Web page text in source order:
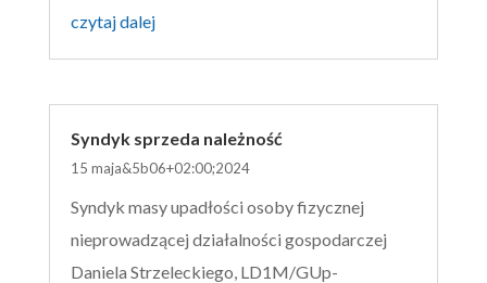
czytaj dalej
Syndyk sprzeda należność
15 maja&5b06+02:00;2024
Syndyk masy upadłości osoby fizycznej
nieprowadzącej działalności gospodarczej
Daniela Strzeleckiego, LD1M/GUp-